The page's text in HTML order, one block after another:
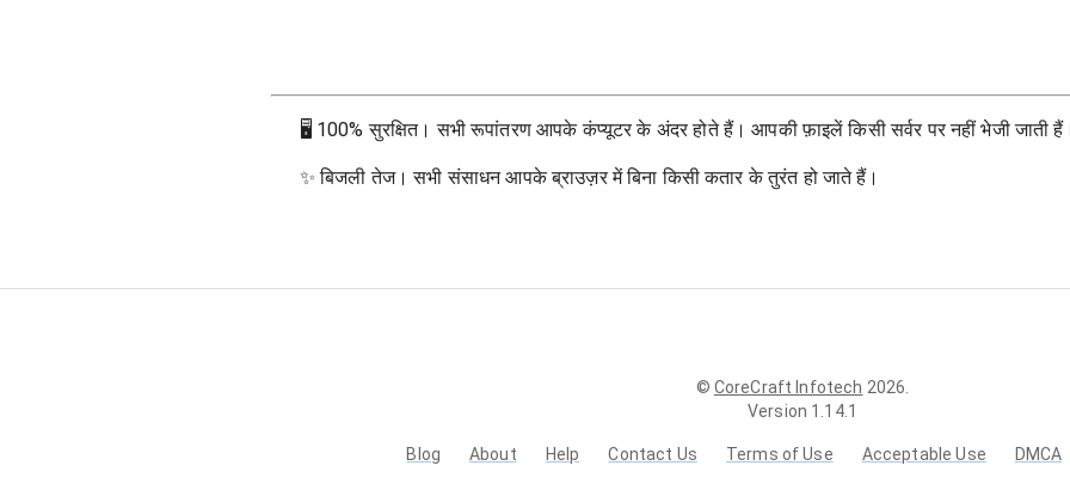
🖥 100% सुरक्षित। सभी रूपांतरण आपके कंप्यूटर के अंदर होते हैं। आपकी फ़ाइलें किसी सर्वर पर नहीं भेजी जाती हैं।
✨बिजली तेज। सभी संसाधन आपके ब्राउज़र में बिना किसी कतार के तुरंत हो जाते हैं।
© CoreCraft Infotech 2026
Version 1.14.1
Blog About Help Contact Us Terms of Use Acceptable Use DMCA